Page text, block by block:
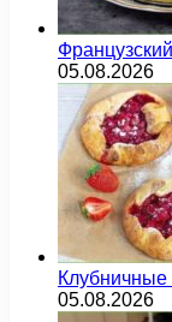
05.08.2026
Клубничные
05.08.2026